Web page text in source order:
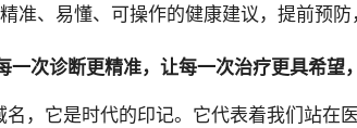
准、易懂、可操作的健康建议，提前预防
一次诊断更精准，让每一次治疗更具希望
名，它是时代的印记。它代表着我们站在